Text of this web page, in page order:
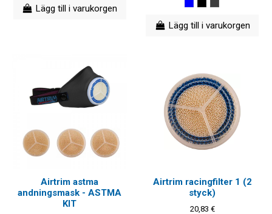
Lägg till i varukorgen
Lägg till i varukorgen
Airtrim astma
andningsmask - ASTMA
KIT
Airtrim racingfilter 1 (2
styck)
20,83 €